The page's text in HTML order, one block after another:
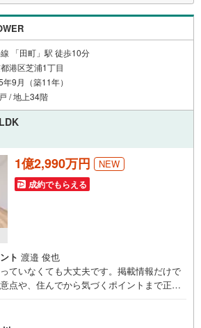
ーン対象店舗】
ボーナスライトがもらえる
約キャンペーン」の対象になります。
をする」ボタンからお問い合わせください。
グインしてください。
金と譲渡はできません。
はお気軽にどうぞ♪
常時受け付けております！
い。
「田町」駅 徒歩10分
港区芝浦1丁目
9月（築11年）
/ 地上34階
1億2,990万円 NEW
成約でもらえる
ト 渡邉 俊也
ていなくても大丈夫です。掲載情報だけで
点や、住んでから気づくポイントまで正直
お伝えし、「納得して選ぶ」ためのサポー